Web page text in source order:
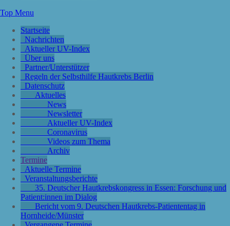
Top Menu
Startseite
Nachrichten
Aktueller UV-Index
Über uns
Partner/Unterstützer
Regeln der Selbsthilfe Hautkrebs Berlin
Datenschutz
Aktuelles
News
Newsletter
Aktueller UV-Index
Coronavirus
Videos zum Thema
Archiv
Termine
Aktuelle Termine
Veranstaltungsberichte
35. Deutscher Hautkrebskongress in Essen: Forschung und
Patient:innen im Dialog
Bericht vom 9. Deutschen Hautkrebs-Patiententag in
Hornheide/Münster